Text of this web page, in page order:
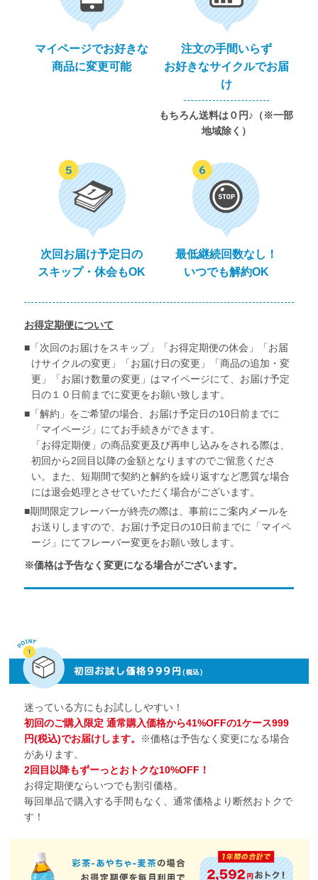
マイページでお好きな
商品に変更可能
注文の手間いらず
お好きなサイクルでお届
け
もちろん送料は０円♪（※一部
地域除く）
次回お届け予定日の
スキップ・休会もOK
最低継続回数なし！
いつでも解約OK
お得定期便について
「次回のお届けをスキップ」「お得定期便の休会」「お届
けサイクルの変更」「お届け日の変更」「商品の追加・変
更」「お届け数量の変更」はマイページにて、お届け予定
日の１０日前までに変更をお願い致します。
「解約」をご希望の場合、お届け予定日の10日前までに
「マイページ」にてお手続きができます。
「お得定期便」の商品変更及び再申し込みをされる際は、
初回から2回目以降の金額となりますのでご留意くださ
い。また、短期間で契約と解約を繰り返すなど悪質な場合
には退会処理とさせていただく場合がございます。
期間限定フレーバーが終売の際は、事前にご案内メールを
お送りしますので、お届け予定日の10日前までに「マイペ
ージ」にてフレーバー変更をお願い致します。
※価格は予告なく変更になる場合がございます。
迷っている方にもお試ししやすい！
初回のご購入限定 通常購入価格から41%OFFの1ケース999
円(税込)でお届けします。
※価格は予告なく変更になる場合
があります。
2回目以降もずーっとおトクな10%OFF！
お得定期便ならいつでも割引価格。
毎回単品で購入する手間もなく、通常価格より断然おトクで
す！